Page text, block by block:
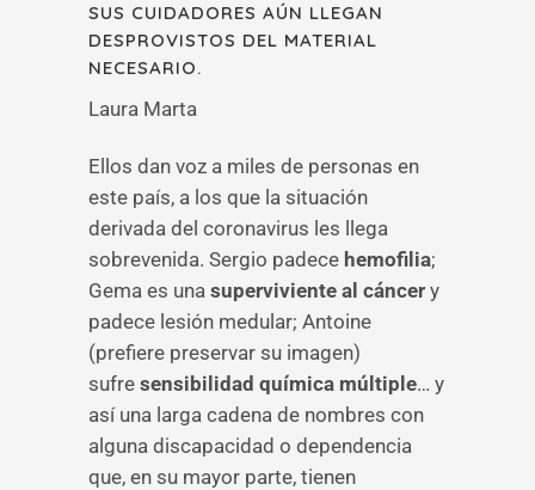
SUS CUIDADORES AÚN LLEGAN
DESPROVISTOS DEL MATERIAL
NECESARIO.
Laura Marta
Ellos dan voz a miles de personas en
este país, a los que la situación
derivada del coronavirus les llega
sobrevenida. Sergio padece hemofilia;
Gema es una superviviente al cáncer y
padece lesión medular; Antoine
(prefiere preservar su imagen)
sufre sensibilidad química múltiple… y
así una larga cadena de nombres con
alguna discapacidad o dependencia
que, en su mayor parte, tienen